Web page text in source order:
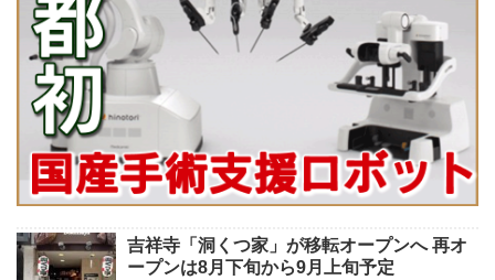
吉祥寺「洞くつ家」が移転オープンへ 再オ
ープンは8月下旬から9月上旬予定